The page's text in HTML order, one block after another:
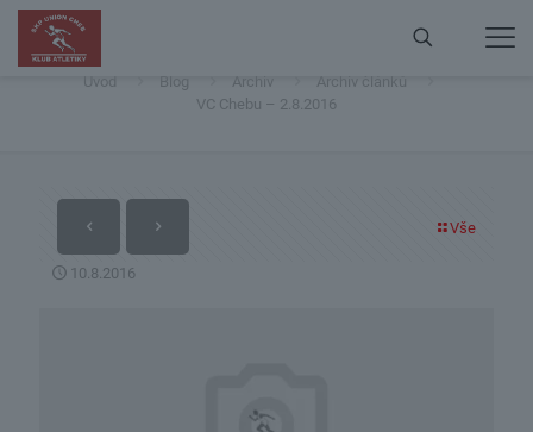
Úvod Blog Archiv
Archiv článků
VC Chebu – 2.8.2016
Vše
10.8.2016